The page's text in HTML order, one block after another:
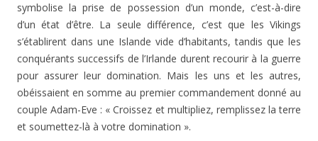
symbolise la prise de possession d’un monde, c’est-à-dire
d’un état d’être. La seule différence, c’est que les Vikings
s’établirent dans une Islande vide d’habitants, tandis que les
conquérants successifs de l’Irlande durent recourir à la guerre
pour assurer leur domination. Mais les uns et les autres,
obéissaient en somme au premier commandement donné au
couple Adam-Eve : « Croissez et multipliez, remplissez la terre
et soumettez-là à votre domination ».